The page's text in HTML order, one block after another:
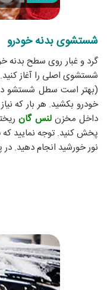
شستشوی بدنه خودرو
گرد و غبار روی سطح
شستشوی اصلی را آغاز
(بهتر است سطل شستشو
خودرو بکشید. هر بار که
داخل مخزنلنس گان
پخش کنید. توجه نمایید که
نور خورشید انجام دهید. در